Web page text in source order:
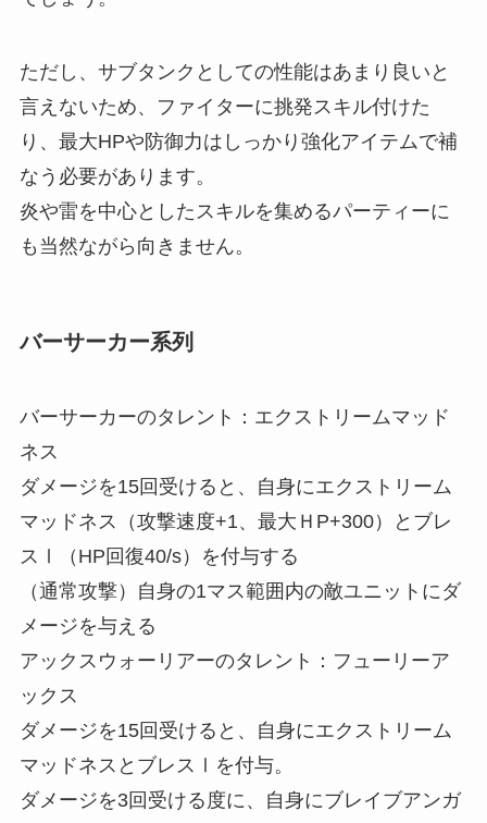
ただし、サブタンクとしての性能はあまり良いと
言えないため、ファイターに挑発スキル付けた
り、最大HPや防御力はしっかり強化アイテムで補
なう必要があります。
炎や雷を中心としたスキルを集めるパーティーに
も当然ながら向きません。
バーサーカー系列
バーサーカーのタレント：エクストリームマッド
ネス
ダメージを15回受けると、自身にエクストリーム
マッドネス（攻撃速度+1、最大ＨP+300）とブレ
スⅠ（HP回復40/s）を付与する
（通常攻撃）自身の1マス範囲内の敵ユニットにダ
メージを与える
アックスウォーリアーのタレント：フューリーア
ックス
ダメージを15回受けると、自身にエクストリーム
マッドネスとブレスⅠを付与。
ダメージを3回受ける度に、自身にブレイブアンガ